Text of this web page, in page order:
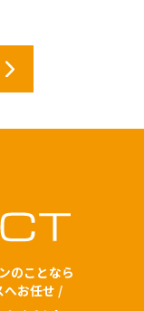
のことなら
へお任せ /